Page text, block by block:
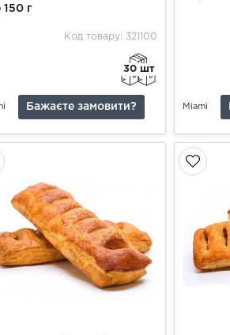
150 г
Код товару: 321100
30 шт
Бажаєте замовити? Miami